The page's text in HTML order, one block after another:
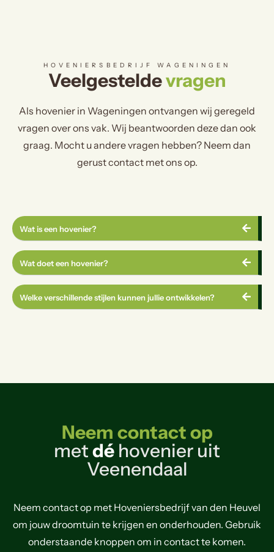
Wat is een hovenier?
Wat doet een hovenier?
Welke verschillende stijlen kunnen jullie ontwikkelen?
HOVENIERSBEDRIJF WAGENINGEN
Veelgesteldevragen
Als hovenier in Wageningen ontvangen wij geregeld
vragen over ons vak. Wij beantwoorden deze dan ook
graag. Mocht u andere vragen hebben? Neem dan
gerust contact met ons op.
Neem contact op
metdé hovenier uit
Veenendaal
Neem contact op met Hoveniersbedrijf van den Heuvel
om jouw droomtuin te krijgen en onderhouden. Gebruik
onderstaande knoppen om in contact te komen.